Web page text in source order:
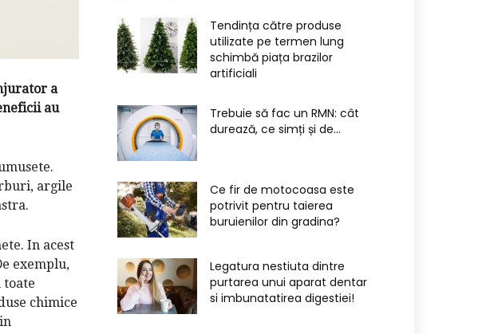
a
au
argile
In acest
exemplu,
toate
chimice
Tendința către produse
utilizate pe termen lung
schimbă piața brazilor
artificiali
Trebuie să fac un RMN: cât
durează, ce simți și de...
Ce fir de motocoasa este
potrivit pentru taierea
buruienilor din gradina?
Legatura nestiuta dintre
purtarea unui aparat dentar
si imbunatatirea digestiei!